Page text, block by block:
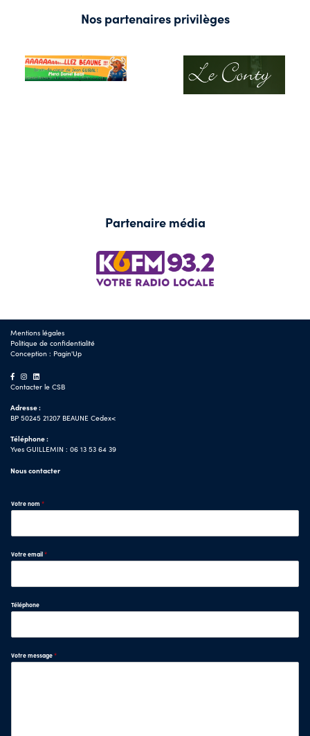
Nos partenaires privilèges
Partenaire média
Mentions légales
Politique de confidentialité
Conception : Pagin'Up
Contacter le CSB
Adresse :
BP 50245 21207 BEAUNE Cedex<
Téléphone :
Yves GUILLEMIN : 06 13 53 64 39
Nous contacter
Votre nom *
Votre email*
Téléphone
Votre message*